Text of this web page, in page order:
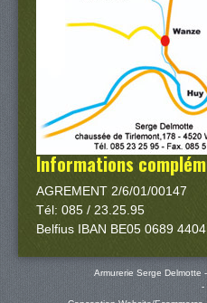
Informations
AGREMENT 2/6/01/00147
Tél: 085 / 23.25.95
Belfius IBAN BE05 0689
Armurerie Serge Delmotte
-